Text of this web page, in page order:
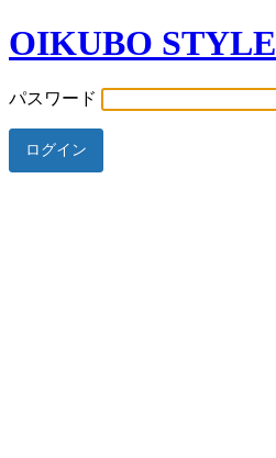
OIKUBO STYLE
パスワード